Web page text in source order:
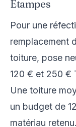
Étampes
Pour une
remplacement
toiture, pose
120 € et 250 €
Une toiture
un budget de
matériau